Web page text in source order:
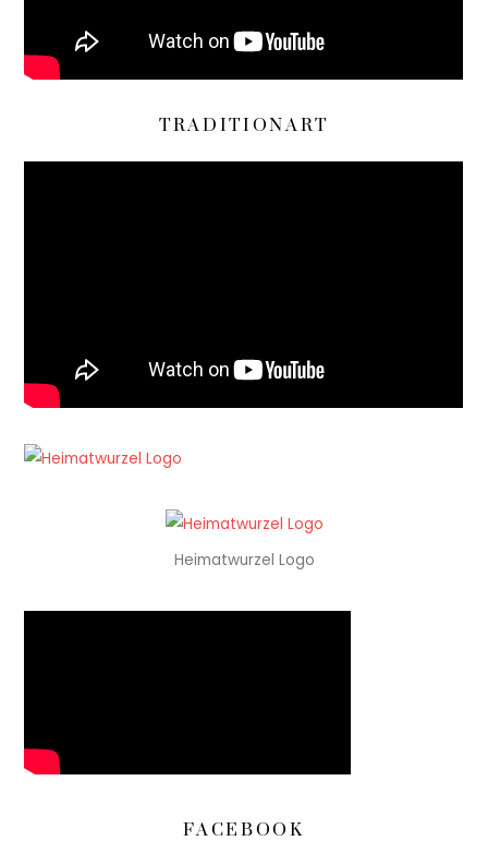
TRADITIONART
Heimatwurzel Logo
FACEBOOK